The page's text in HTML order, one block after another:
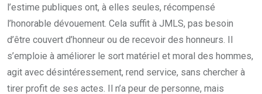
l’estime publiques ont, à elles seules, récompensé
l’honorable dévouement. Cela suffit à JMLS, pas besoin
d’être couvert d’honneur ou de recevoir des honneurs. Il
s’emploie à améliorer le sort matériel et moral des hommes,
agit avec désintéressement, rend service, sans chercher à
tirer profit de ses actes. Il n’a peur de personne, mais